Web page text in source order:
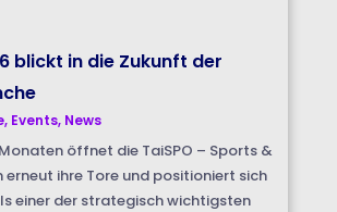
blickt in die Zukunft der
, Events, News
öffnet die TaiSPO – Sports &
erneut ihre Tore und positioniert sich
einer der strategisch wichtigsten